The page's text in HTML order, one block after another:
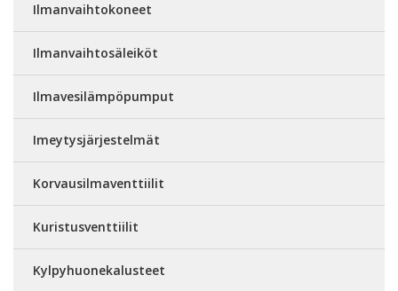
Ilmanvaihtokoneet
Ilmanvaihtosäleiköt
Ilmavesilämpöpumput
Imeytysjärjestelmät
Korvausilmaventtiilit
Kuristusventtiilit
Kylpyhuonekalusteet